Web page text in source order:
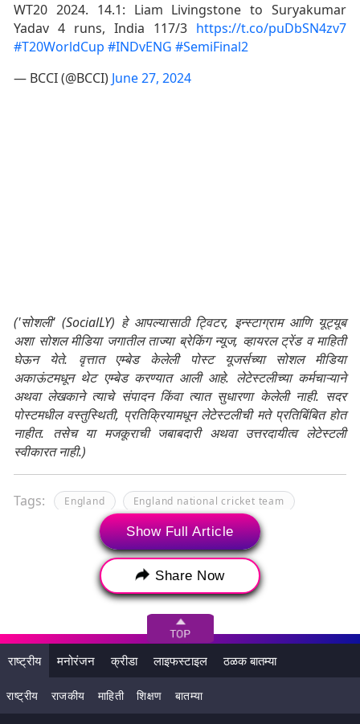
WT20 2024. 14.1: Liam Livingstone to Suryakumar
Yadav 4 runs, India 117/3 https://t.co/puDbSN4zv7
#T20WorldCup #INDvENG #SemiFinal2
— BCCI (@BCCI) June 27, 2024
('सोशली' (SocialLY) हे आपल्यासाठी ट्विटर, इन्स्टाग्राम आणि यूट्यूब
अशा सोशल मीडिया जगातील ताज्या ब्रेकिंग न्यूज, व्हायरल ट्रेंड व माहिती
घेऊन येते. वृत्तात एम्बेड केलेली पोस्ट यूजर्सच्या सोशल मीडिया
अकाऊंटमधून थेट एम्बेड करण्यात आली आहे. लेटेस्टलीच्या कर्मचाऱ्याने
अथवा लेखकाने त्याचे संपादन किंवा त्यात सुधारणा केलेली नाही. सदर
पोस्टमधील वस्तुस्थिती, प्रतिक्रियामधून लेटेस्टलीची मते प्रतिबिंबित होत
नाहीत. तसेच या मजकूराची जबाबदारी अथवा उत्तरदायीत्व लेटेस्टली
स्वीकारत नाही.)
Tags: England England national cricket team
ICC T20 Cricket World Cup 2024
ICC T20 World Cup 2024 Semi-Final IND vs ENG
India vs England
India vs England Senmi-Final
Indian Natioanl Cricket Team
Indian Natioanl Cricket Team vs England National
Cricket Team
Jos Buttler Kuldeep Yadav Phil Salt
Show Full Article
Share Now
राष्ट्रीय मनोरंजन क्रीडा लाइफस्टाइल ठळक बातम्या
राष्ट्रीय राजकीय माहिती शिक्षण बातम्या